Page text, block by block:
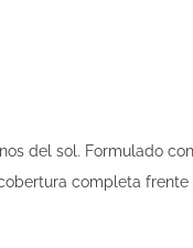
del sol. Formulado con
completa frente